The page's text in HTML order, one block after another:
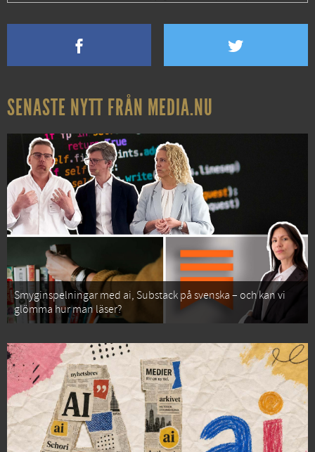
SENASTE NYTT FRÅN MEDIA.NU
Smyginspelningar med ai, Substack på svenska – och kan vi
glömma hur man läser?